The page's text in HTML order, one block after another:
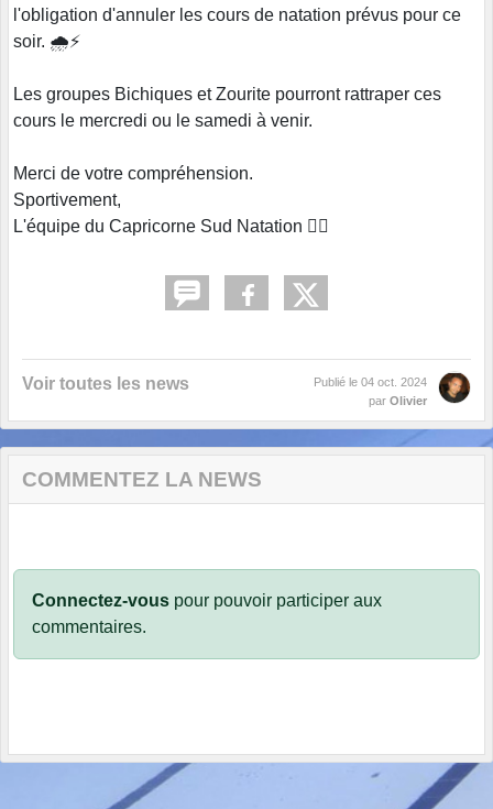
l'obligation d'annuler les cours de natation prévus pour ce
soir. 🌧️⚡
Les groupes Bichiques et Zourite pourront rattraper ces
cours le mercredi ou le samedi à venir.
Merci de votre compréhension.
Sportivement,
L'équipe du Capricorne Sud Natation 🏊‍♀️
Voir toutes les news Publié le 04 oct. 2024
par Olivier
COMMENTEZ LA NEWS
Connectez-vous pour pouvoir participer aux
commentaires.